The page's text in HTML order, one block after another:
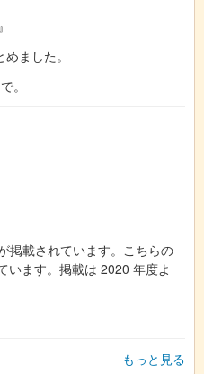
ました。
。
掲載されています。こちらの
います。掲載は 2020 年度よ
もっと見る